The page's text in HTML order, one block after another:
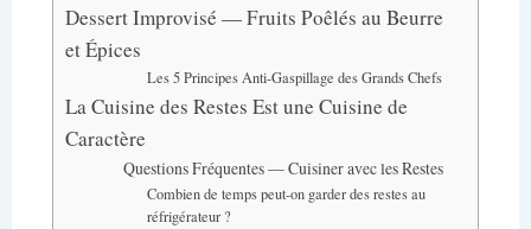
Dessert Improvisé — Fruits Poêlés au Beurre
et Épices
Les 5 Principes Anti-Gaspillage des Grands Chefs
La Cuisine des Restes Est une Cuisine de
Caractère
Questions Fréquentes — Cuisiner avec les Restes
Combien de temps peut-on garder des restes au
réfrigérateur ?